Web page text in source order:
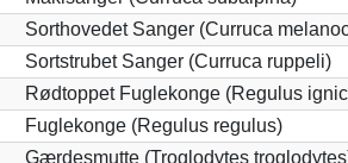
Sorthovedet Sanger (Curruca
Sortstrubet Sanger (Curruca ruppeli)
Rødtoppet Fuglekonge (Regulus
Fuglekonge (Regulus regulus)
Gærdesmutte (Troglodytes